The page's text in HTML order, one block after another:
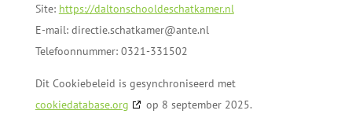
Site: https://daltonschooldeschatkamer.nl
E-mail: directie.schatkamer@ante.nl
Telefoonnummer: 0321-331502
Dit Cookiebeleid is gesynchroniseerd met
cookiedatabase.org
op 8 september 2025.